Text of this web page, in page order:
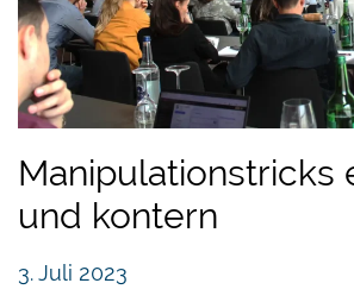
Manipulationstricks
und kontern
3. Juli 2023